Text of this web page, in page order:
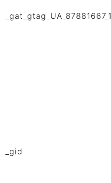
_gat_gtag_UA_87881667_1
_gid